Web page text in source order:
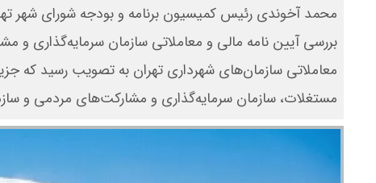
محمد آخوندی رئیس کمیسیون برنامه و بودجه شورای شهر
بررسی آیین نامه مالی و معاملاتی سازمان سرمایه‌گذاری
معاملاتی سازمان‌های شهرداری تهران به تصویب رسید که
مستغلات، سازمان سرمایه‌گذاری و مشارکت‌های مردمی و